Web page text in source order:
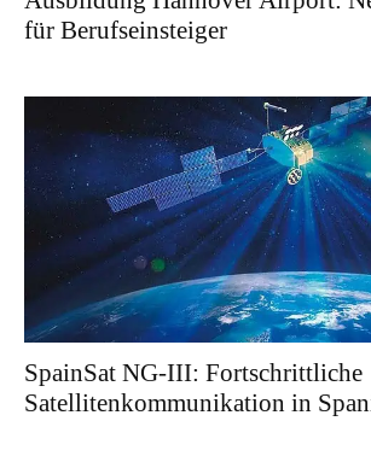
für Berufseinsteiger
SpainSat NG-III: Fortschrittliche
Satellitenkommunikation in